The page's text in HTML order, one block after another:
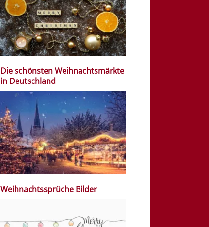
Die schönsten Weihnachtsmärkte
in Deutschland
Weihnachtssprüche Bilder